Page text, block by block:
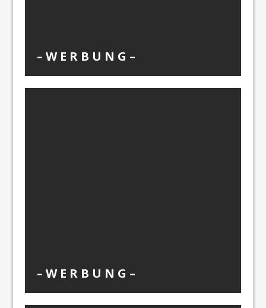
– W Ε R Β U Ν G –
– W Ε R Β U Ν G –